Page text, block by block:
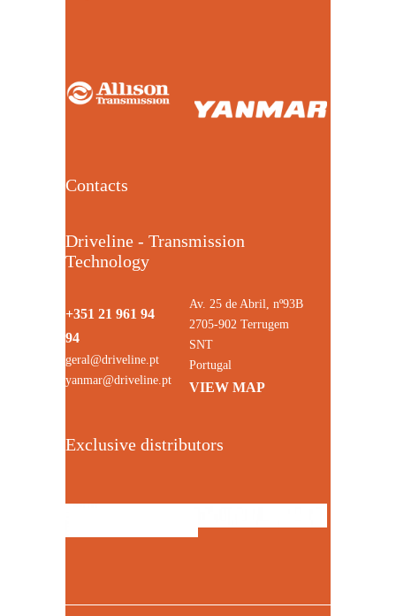
Contacts
Driveline - Transmission
Technology
+351 21 961 94
94
geral@driveline.pt
yanmar@driveline.pt
Av. 25 de Abril, nº93B
2705-902 Terrugem
SNT
Portugal
VIEW MAP
Exclusive distributors